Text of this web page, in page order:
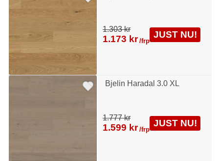
Bjelin Haradal 3.0 XL
1.303 kr
1.173 kr /frp
JUST NU!
1.777 kr
1.599 kr /frp
JUST NU!